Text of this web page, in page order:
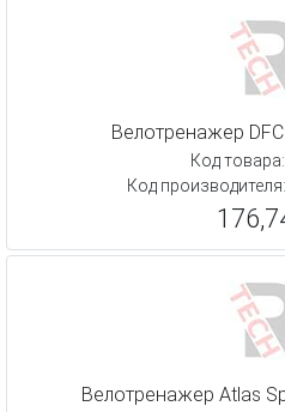
Велотренажер
Код
Код
Велотренажер Atlas